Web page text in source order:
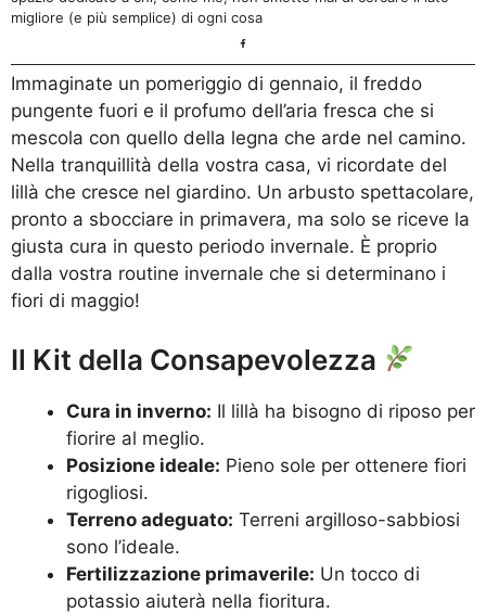
migliore (e più semplice) di ogni cosa
Immaginate un pomeriggio di gennaio, il freddo
pungente fuori e il profumo dell’aria fresca che si
mescola con quello della legna che arde nel camino.
Nella tranquillità della vostra casa, vi ricordate del
lillà che cresce nel giardino. Un arbusto spettacolare,
pronto a sbocciare in primavera, ma solo se riceve la
giusta cura in questo periodo invernale. È proprio
dalla vostra routine invernale che si determinano i
fiori di maggio!
Il Kit della Consapevolezza
Cura in inverno: Il lillà ha bisogno di riposo per
fiorire al meglio.
Posizione ideale: Pieno sole per ottenere fiori
rigogliosi.
Terreno adeguato: Terreni argilloso-sabbiosi
sono l’ideale.
Fertilizzazione primaverile: Un tocco di
potassio aiuterà nella fioritura.